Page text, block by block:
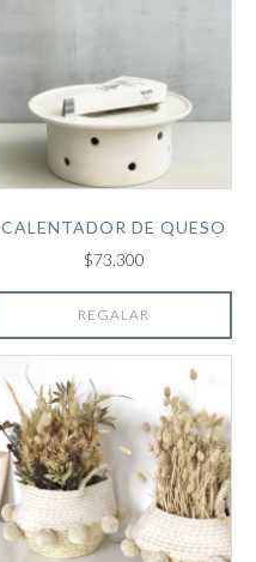
CALENTADOR DE QUESO
$73.300
REGALAR